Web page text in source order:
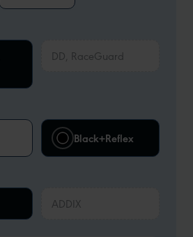
DD, RaceGuard
Black+Reflex
ADDIX